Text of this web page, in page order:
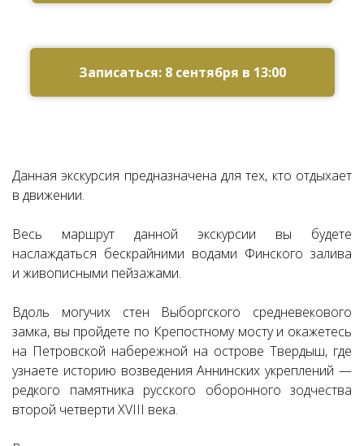
Записаться: 8 сентября в 13:00
Данная экскурсия предназначена для тех, кто отдыхает
в движении.
Весь маршрут данной экскурсии вы будете
наслаждаться бескрайними водами Финского залива
и живописными пейзажами.
Вдоль могучих стен Выборгского средневекового
замка, вы пройдете по Крепостному мосту и окажетесь
на Петровской набережной на острове Твердыш, где
узнаете историю возведения Аннинских укреплений —
редкого памятника русского оборонного зодчества
второй четверти XVIII века.